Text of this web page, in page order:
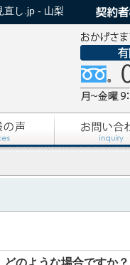
直し.jp - 山梨
のような場合ですか？